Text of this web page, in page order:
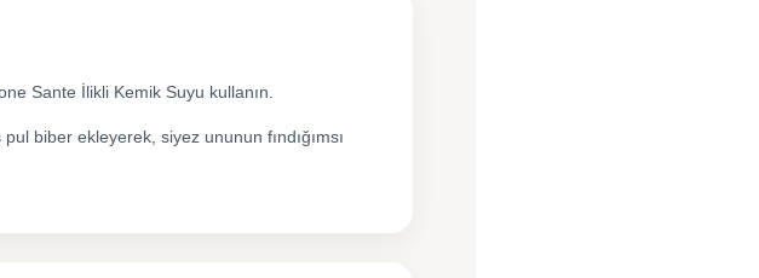
Sante İlikli Kemik Suyu kullanın.
biber ekleyerek, siyez ununun fındığımsı